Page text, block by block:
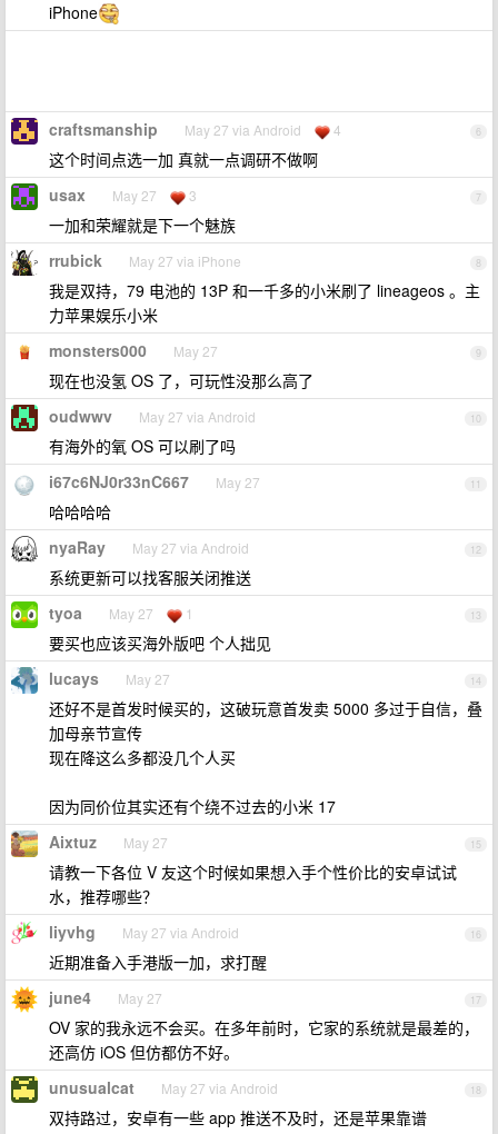
iPhone
6
craftsmanship May 27 via Android 4
这个时间点选一加 真就一点调研不做啊
7
usax May 27 3
一加和荣耀就是下一个魅族
8
rrubick May 27 via iPhone
我是双持，79 电池的 13P 和一千多的小米刷了 lineageos 。主
力苹果娱乐小米
9
monsters000 May 27
现在也没氢 OS 了，可玩性没那么高了
10
oudwwv May 27 via Android
有海外的氧 OS 可以刷了吗
11
i67c6NJ0r33nC667 May 27
哈哈哈哈
12
nyaRay May 27 via Android
系统更新可以找客服关闭推送
13
tyoa May 27 1
要买也应该买海外版吧 个人拙见
14
lucays May 27
还好不是首发时候买的，这破玩意首发卖 5000 多过于自信，叠
加母亲节宣传
现在降这么多都没几个人买
因为同价位其实还有个绕不过去的小米 17
15
Aixtuz May 27
请教一下各位 V 友这个时候如果想入手个性价比的安卓试试
水，推荐哪些？
16
liyvhg May 27 via Android
近期准备入手港版一加，求打醒
17
june4 May 27
OV 家的我永远不会买。在多年前时，它家的系统就是最差的，
还高仿 iOS 但仿都仿不好。
18
unusualcat May 27 via Android
双持路过，安卓有一些 app 推送不及时，还是苹果靠谱